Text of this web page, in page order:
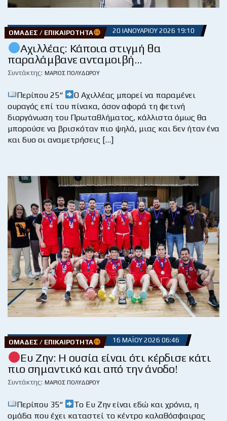
ΟΜΆΔΕΣ / ΕΠΙΚΑΙΡΌΤΗΤΑ 20 ΙΑΝΟΥΑΡΊΟΥ 2026 19:10
Αχιλλέας: Κάποια στιγμή θα
παραλάμβανε ανταμοιβή…
Συντάκτης: ΜΆΡΙΟΣ ΠΟΛΥΔΏΡΟΥ
Περίπου 25“
Ο Αχιλλέας μπορεί να παραμένει
ουραγός επί του πίνακα, όσον αφορά τη φετινή
διοργάνωση του Πρωταθλήματος, κάλλιστα όμως θα
μπορούσε να βρισκόταν πιο ψηλά, μιας και δεν ήταν ένα
και δυο οι αναμετρήσεις […]
ΟΜΆΔΕΣ / ΕΠΙΚΑΙΡΌΤΗΤΑ 16 ΜΑΪ́ΟΥ 2026 06:46
Ευ Ζην: Η ουσία είναι ότι κέρδισε κάτι
πιο σημαντικό και από την άνοδο!
Συντάκτης: ΜΆΡΙΟΣ ΠΟΛΥΔΏΡΟΥ
Περίπου 35“
Το Ευ Ζην είναι εδώ και χρόνια, η
ομάδα που έχει καταστεί το κέντρο καλαθόσφαιρας